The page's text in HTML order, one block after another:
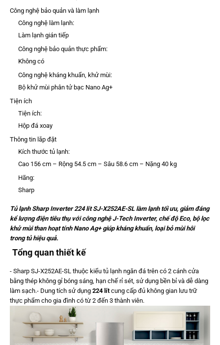
Công nghệ bảo quản và làm lạnh
Công nghệ làm lạnh:
Làm lạnh gián tiếp
Công nghệ bảo quản thực phẩm:
Không có
Công nghệ kháng khuẩn, khử mùi:
Bộ khử mùi phân tử bạc Nano Ag+
Tiện ích
Tiện ích:
Hộp đá xoay
Thông tin lắp đặt
Kích thước tủ lạnh:
Cao 156 cm – Rộng 54.5 cm – Sâu 58.6 cm – Nặng 40 kg
Hãng:
Sharp
Tủ lạnh Sharp Inverter 224 lít SJ-X252AE-SL làm lạnh tối ưu, giảm đáng
kể lượng điện tiêu thụ với công nghệ J-Tech Inverter, chế độ Eco, bộ lọc
khử mùi than hoạt tính Nano Ag+ giúp kháng khuẩn, loại bỏ mùi hôi
trong tủ hiệu quả.
Tổng quan thiết kế
- Sharp SJ-X252AE-SL thuộc kiểu tủ lạnh ngăn đá trên có 2 cánh cửa
bằng thép không gỉ bóng sáng, hạn chế rỉ sét, sử dụng bền bỉ và dễ dàng
làm sạch.- Dung tích sử dụng 224 lítcung cấp đủ không gian lưu trữ
thực phẩm cho gia đình có từ 2 đến 3 thành viên.